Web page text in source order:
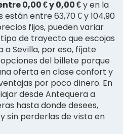
0,00 € y 0,00 €y en la
entre 63,70 € y 104,90
fijos, pueden variar
de trayecto que escojas
a Sevilla, por eso, fíjate
del billete porque
oferta en clase confort y
por poco dinero. En
desde Antequera a
hasta donde desees,
sin perderlas de vista en